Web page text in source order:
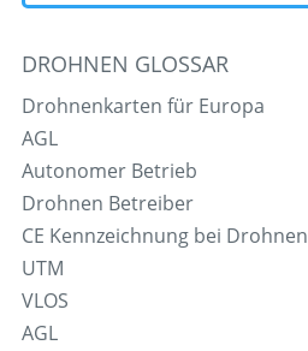
DROHNEN GLOSSAR
Drohnenkarten für Europa
AGL
Autonomer Betrieb
Drohnen Betreiber
CE Kennzeichnung bei Drohnen
UTM
VLOS
AGL